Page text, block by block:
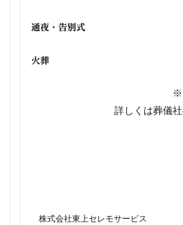
通夜・告別式
火葬
※
詳しくは葬儀
株式会社東上セレモサービス